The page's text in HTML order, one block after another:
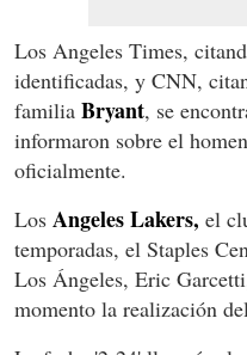
Los Angeles Times,
identificadas, y CNN,
familia Bryant, se
informaron sobre el
oficialmente.
Los Angeles Lakers, el
temporadas, el Staples
Los Ángeles, Eric
momento la realización